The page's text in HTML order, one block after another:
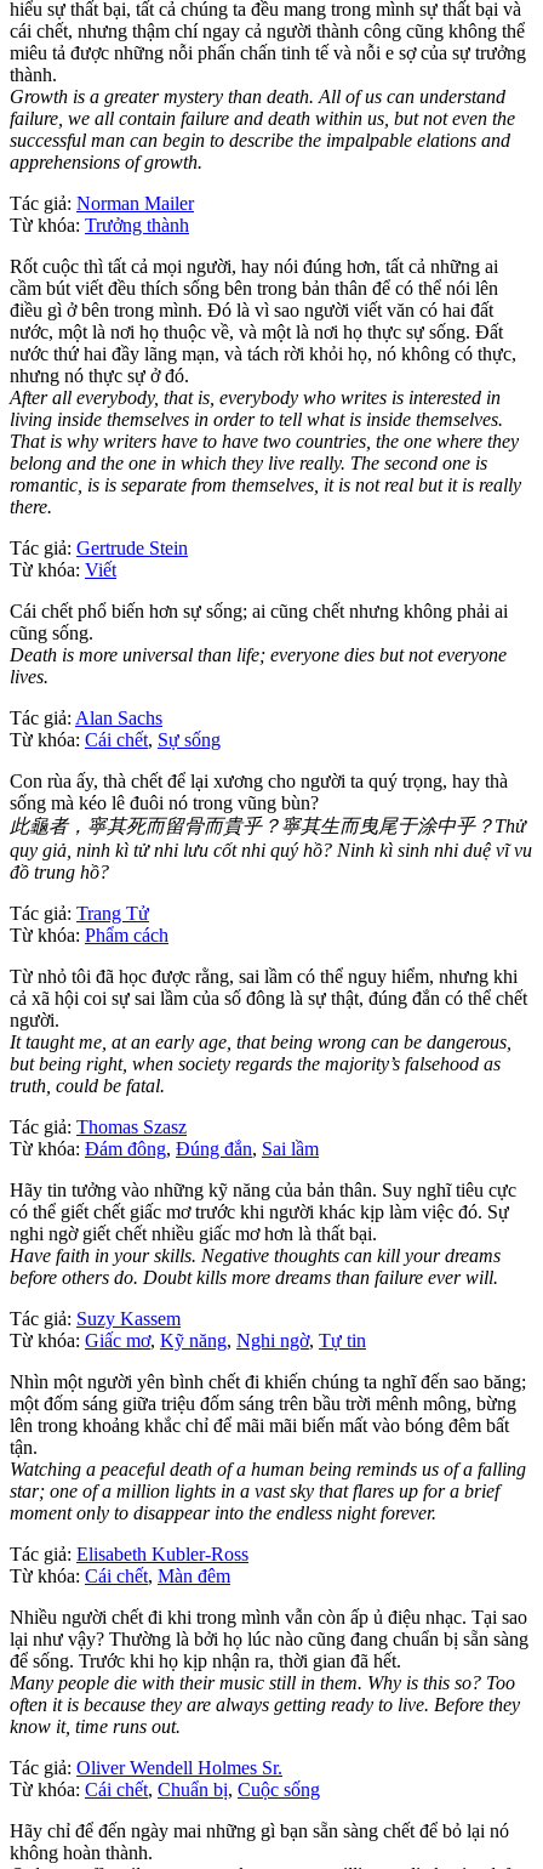
hiểu sự thất bại, tất cả chúng ta đều mang trong mình sự thất bại và
cái chết, nhưng thậm chí ngay cả người thành công cũng không thể
miêu tả được những nỗi phấn chấn tinh tế và nỗi e sợ của sự trưởng
thành.
Growth is a greater mystery than death. All of us can understand
failure, we all contain failure and death within us, but not even the
successful man can begin to describe the impalpable elations and
apprehensions of growth.
Tác giả: Norman Mailer
Từ khóa: Trưởng thành
Rốt cuộc thì tất cả mọi người, hay nói đúng hơn, tất cả những ai
cầm bút viết đều thích sống bên trong bản thân để có thể nói lên
điều gì ở bên trong mình. Đó là vì sao người viết văn có hai đất
nước, một là nơi họ thuộc về, và một là nơi họ thực sự sống. Đất
nước thứ hai đầy lãng mạn, và tách rời khỏi họ, nó không có thực,
nhưng nó thực sự ở đó.
After all everybody, that is, everybody who writes is interested in
living inside themselves in order to tell what is inside themselves.
That is why writers have to have two countries, the one where they
belong and the one in which they live really. The second one is
romantic, is is separate from themselves, it is not real but it is really
there.
Tác giả: Gertrude Stein
Từ khóa: Viết
Cái chết phổ biến hơn sự sống; ai cũng chết nhưng không phải ai
cũng sống.
Death is more universal than life; everyone dies but not everyone
lives.
Tác giả: Alan Sachs
Từ khóa: Cái chết, Sự sống
Con rùa ấy, thà chết để lại xương cho người ta quý trọng, hay thà
sống mà kéo lê đuôi nó trong vũng bùn?
此龜者，寧其死而留骨而貴乎？寧其生而曳尾于涂中乎？Thử
quy giả, ninh kì tử nhi lưu cốt nhi quý hồ? Ninh kì sinh nhi duệ vĩ vu
đồ trung hồ?
Tác giả: Trang Tử
Từ khóa: Phẩm cách
Từ nhỏ tôi đã học được rằng, sai lầm có thể nguy hiểm, nhưng khi
cả xã hội coi sự sai lầm của số đông là sự thật, đúng đắn có thể chết
người.
It taught me, at an early age, that being wrong can be dangerous,
but being right, when society regards the majority’s falsehood as
truth, could be fatal.
Tác giả: Thomas Szasz
Từ khóa: Đám đông, Đúng đắn, Sai lầm
Hãy tin tưởng vào những kỹ năng của bản thân. Suy nghĩ tiêu cực
có thể giết chết giấc mơ trước khi người khác kịp làm việc đó. Sự
nghi ngờ giết chết nhiều giấc mơ hơn là thất bại.
Have faith in your skills. Negative thoughts can kill your dreams
before others do. Doubt kills more dreams than failure ever will.
Tác giả: Suzy Kassem
Từ khóa: Giấc mơ, Kỹ năng, Nghi ngờ, Tự tin
Nhìn một người yên bình chết đi khiến chúng ta nghĩ đến sao băng;
một đốm sáng giữa triệu đốm sáng trên bầu trời mênh mông, bừng
lên trong khoảng khắc chỉ để mãi mãi biến mất vào bóng đêm bất
tận.
Watching a peaceful death of a human being reminds us of a falling
star; one of a million lights in a vast sky that flares up for a brief
moment only to disappear into the endless night forever.
Tác giả: Elisabeth Kubler-Ross
Từ khóa: Cái chết, Màn đêm
Nhiều người chết đi khi trong mình vẫn còn ấp ủ điệu nhạc. Tại sao
lại như vậy? Thường là bởi họ lúc nào cũng đang chuẩn bị sẵn sàng
để sống. Trước khi họ kịp nhận ra, thời gian đã hết.
Many people die with their music still in them. Why is this so? Too
often it is because they are always getting ready to live. Before they
know it, time runs out.
Tác giả: Oliver Wendell Holmes Sr.
Từ khóa: Cái chết, Chuẩn bị, Cuộc sống
Hãy chỉ để đến ngày mai những gì bạn sẵn sàng chết để bỏ lại nó
không hoàn thành.